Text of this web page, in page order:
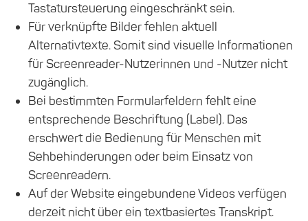
Tastatursteuerung eingeschränkt sein.
Für verknüpfte Bilder fehlen aktuell
Alternativtexte. Somit sind visuelle Informationen
für Screenreader-Nutzerinnen und -Nutzer nicht
zugänglich.
Bei bestimmten Formularfeldern fehlt eine
entsprechende Beschriftung (Label). Das
erschwert die Bedienung für Menschen mit
Sehbehinderungen oder beim Einsatz von
Screenreadern.
Auf der Website eingebundene Videos verfügen
derzeit nicht über ein textbasiertes Transkript.